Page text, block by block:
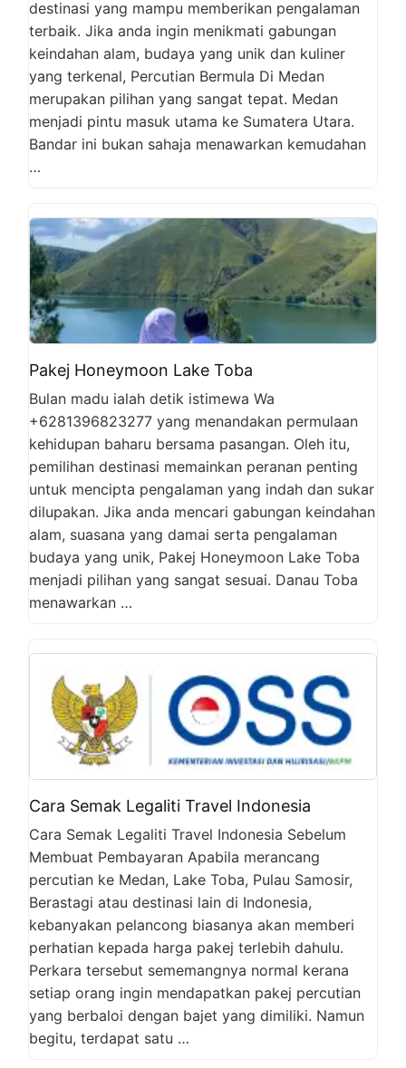
destinasi yang mampu memberikan pengalaman
terbaik. Jika anda ingin menikmati gabungan
keindahan alam, budaya yang unik dan kuliner
yang terkenal, Percutian Bermula Di Medan
merupakan pilihan yang sangat tepat. Medan
menjadi pintu masuk utama ke Sumatera Utara.
Bandar ini bukan sahaja menawarkan kemudahan
…
Pakej Honeymoon Lake Toba
Bulan madu ialah detik istimewa Wa
+6281396823277 yang menandakan permulaan
kehidupan baharu bersama pasangan. Oleh itu,
pemilihan destinasi memainkan peranan penting
untuk mencipta pengalaman yang indah dan sukar
dilupakan. Jika anda mencari gabungan keindahan
alam, suasana yang damai serta pengalaman
budaya yang unik, Pakej Honeymoon Lake Toba
menjadi pilihan yang sangat sesuai. Danau Toba
menawarkan …
Cara Semak Legaliti Travel Indonesia
Cara Semak Legaliti Travel Indonesia Sebelum
Membuat Pembayaran Apabila merancang
percutian ke Medan, Lake Toba, Pulau Samosir,
Berastagi atau destinasi lain di Indonesia,
kebanyakan pelancong biasanya akan memberi
perhatian kepada harga pakej terlebih dahulu.
Perkara tersebut sememangnya normal kerana
setiap orang ingin mendapatkan pakej percutian
yang berbaloi dengan bajet yang dimiliki. Namun
begitu, terdapat satu …